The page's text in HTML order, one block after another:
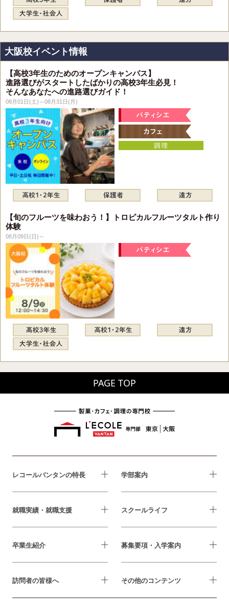
大阪校イベント情報
【高校3年生のためのオープンキャンパス】
進路選びがスタートしたばかりの高校3年生必見！
そんなあなたへの進路選びガイド！
08月01日(土)～08月31日(月)
【旬のフルーツを味わおう！】トロピカルフルーツタルト作り
体験
08月09日(日)～
PAGE TOP
レコールバンタンの特長 学部案内
就職実績・就職支援 スクールライフ
卒業生紹介 募集要項・入学案内
訪問者の皆様へ その他のコンテンツ